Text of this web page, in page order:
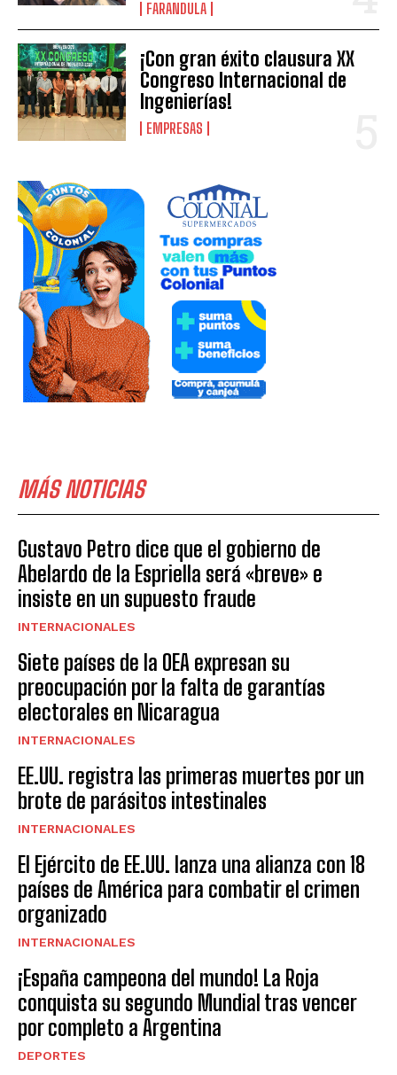
FARANDULA
¡Con gran éxito clausura XX
Congreso Internacional de
Ingenierías!
EMPRESAS
MÁS NOTICIAS
Gustavo Petro dice que el gobierno de
Abelardo de la Espriella será «breve» e
insiste en un supuesto fraude
INTERNACIONALES
Siete países de la OEA expresan su
preocupación por la falta de garantías
electorales en Nicaragua
INTERNACIONALES
EE.UU. registra las primeras muertes por un
brote de parásitos intestinales
INTERNACIONALES
El Ejército de EE.UU. lanza una alianza con 18
países de América para combatir el crimen
organizado
INTERNACIONALES
¡España campeona del mundo! La Roja
conquista su segundo Mundial tras vencer
por completo a Argentina
DEPORTES